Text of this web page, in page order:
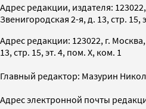
Адрес редакции, издателя:
Звенигородская 2-я, д. 13, стр. 15,
Адрес редакции: 123022, г.
13, стр. 15, эт. 4, пом. X, ком. 1
Главный редактор: Мазурин
Адрес электронной почты